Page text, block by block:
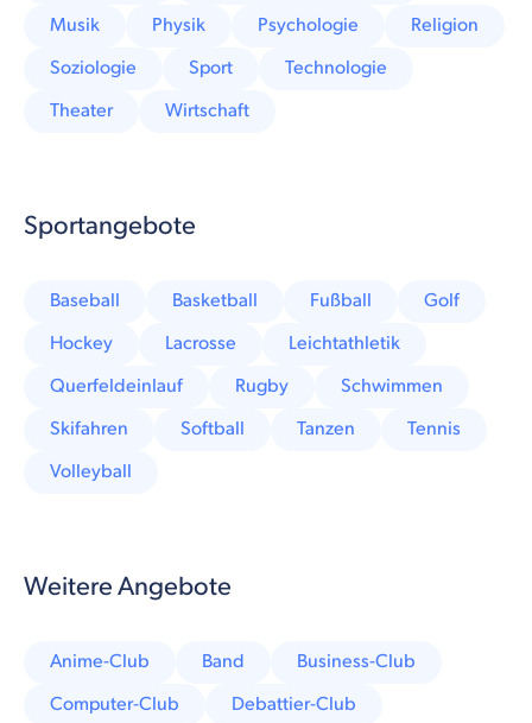
Musik
Physik Psychologie
Religion
Soziologie
Sport
Technologie
Theater
Wirtschaft
Sportangebote
Baseball Basketball Fußball
Golf
Hockey
Lacrosse
Leichtathletik
Querfeldeinlauf
Rugby
Schwimmen
Skifahren
Softball Tanzen
Tennis
Volleyball
Weitere Angebote
Anime-Club Band
Business-Club
Computer-Club
Debattier-Club